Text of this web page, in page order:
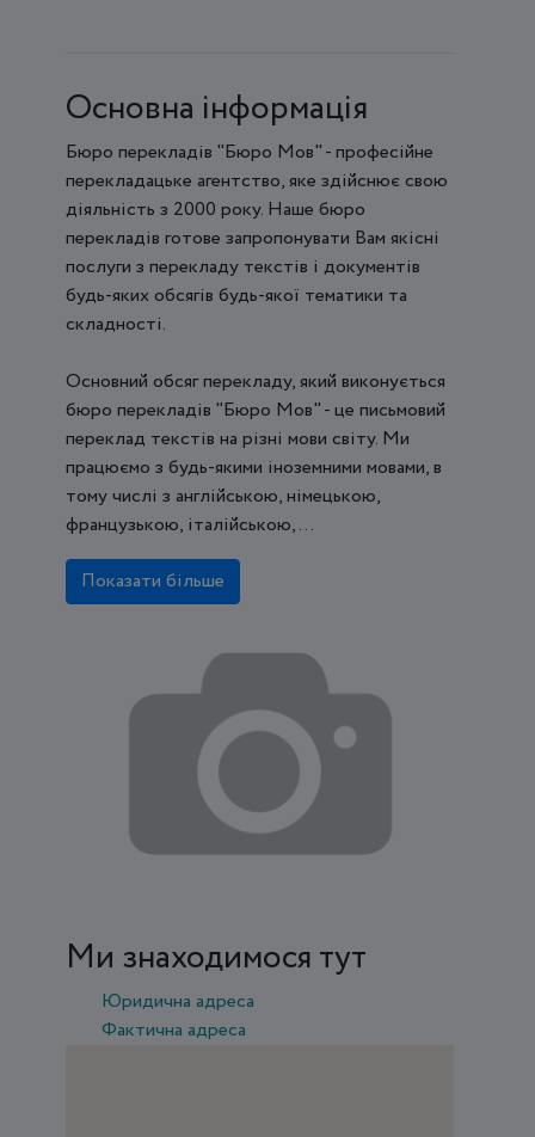
Основна інформація
Бюро перекладів "Бюро Мов" - професійне
перекладацьке агентство, яке здійснює свою
діяльність з 2000 року. Наше бюро
перекладів готове запропонувати Вам якісні
послуги з перекладу текстів і документів
будь-яких обсягів будь-якої тематики та
складності.
Основний обсяг перекладу, який виконується
бюро перекладів "Бюро Мов" - це письмовий
переклад текстів на різні мови світу. Ми
працюємо з будь-якими іноземними мовами, в
тому числі з англійською, німецькою,
французькою, італійською, ...
Показати більше
Ми знаходимося тут
Юридична адреса
Фактична адреса